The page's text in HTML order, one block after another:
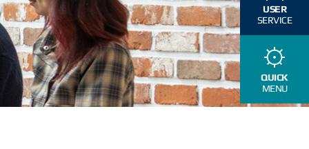
USER
SERVICE
QUICK
MENU